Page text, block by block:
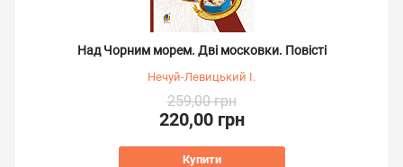
Над Чорним морем. Дві московки. Повісті
Нечуй-Левицький І.
259,00 грн
220,00 грн
Купити